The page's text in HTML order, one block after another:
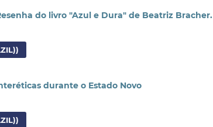
do livro "Azul e Dura" de Beatriz Bracher.
durante o Estado Novo